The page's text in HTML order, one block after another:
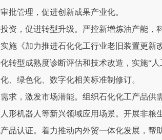
批管理，促进创新成果产业化。
资，促进转型升级。严控新增炼油产能
施《加力推进石化化工行业老旧装置更
转型成熟度诊断评估和技术改造，实施“
、绿色化、数字化相关标准制修订。
求，激发市场潜能。组织石化化工产品
形机器人等新兴领域应用场景。开展非
品认证。着力推动内外贸一体化发展，帮